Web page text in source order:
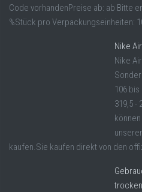
Code vorhandenPreise ab: ab Bitte
%Stück pro Verpackungseinheiten:
Nike
Nike
106 bis
319,5 -
kaufen.Sie kaufen direkt von den